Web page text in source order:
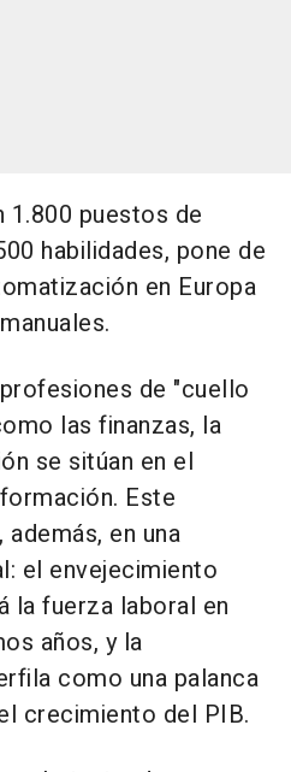
1.800 puestos de
habilidades, pone de
en Europa
de "cuello
las finanzas, la
se sitúan en el
Este
en una
el envejecimiento
la fuerza laboral en
años, y la
como una palanca
crecimiento del PIB.